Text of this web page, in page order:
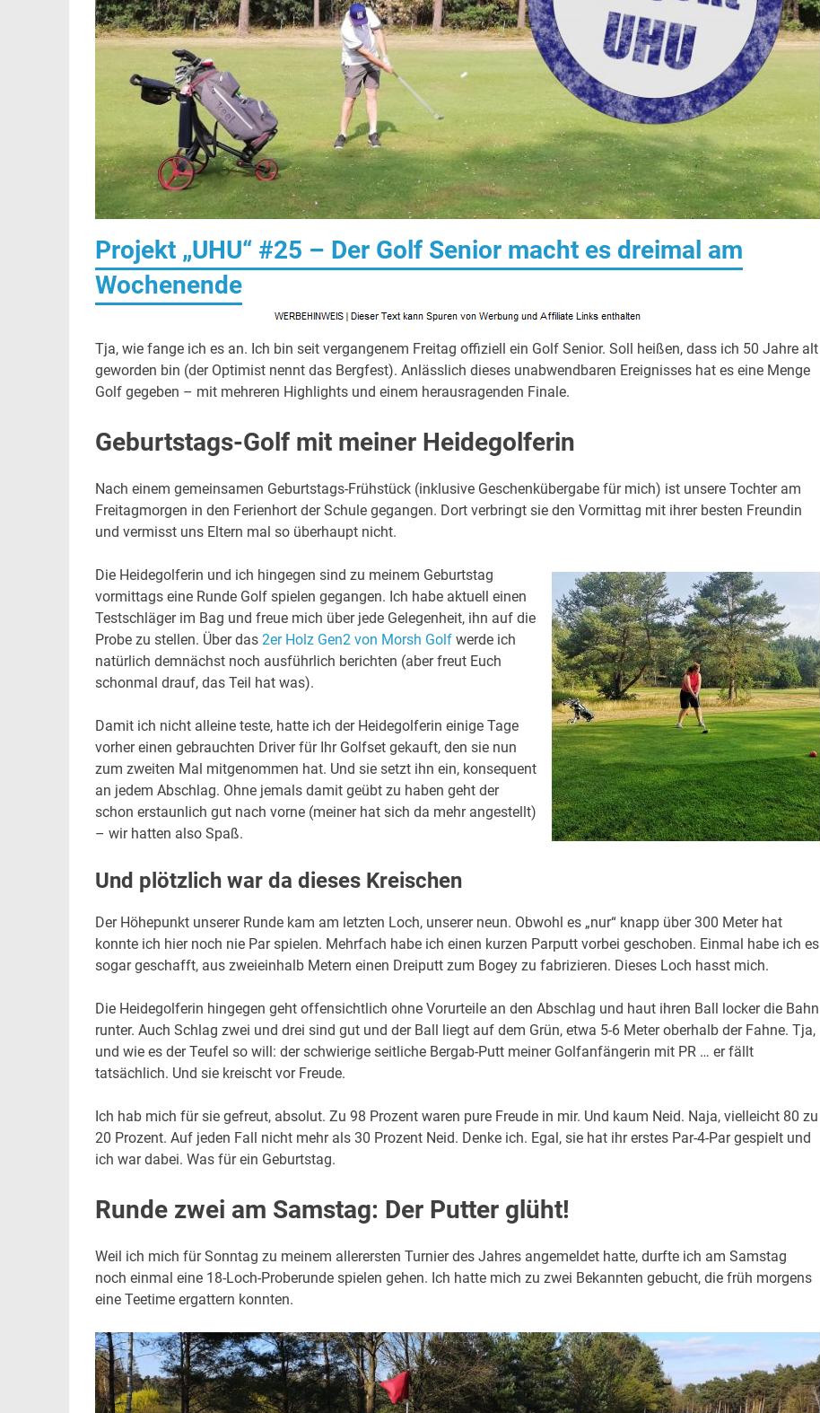
Projekt „UHU“ #25 – Der Golf Senior macht es dreimal am
Wochenende
Tja, wie fange ich es an. Ich bin seit vergangenem Freitag offiziell ein Golf Senior. Soll heißen, dass ich 50 Jahre alt
geworden bin (der Optimist nennt das Bergfest). Anlässlich dieses unabwendbaren Ereignisses hat es eine Menge
Golf gegeben – mit mehreren Highlights und einem herausragenden Finale.
Geburtstags-Golf mit meiner Heidegolferin
Nach einem gemeinsamen Geburtstags-Frühstück (inklusive Geschenkübergabe für mich) ist unsere Tochter am
Freitagmorgen in den Ferienhort der Schule gegangen. Dort verbringt sie den Vormittag mit ihrer besten Freundin
und vermisst uns Eltern mal so überhaupt nicht.
Die Heidegolferin und ich hingegen sind zu meinem Geburtstag
vormittags eine Runde Golf spielen gegangen. Ich habe aktuell einen
Testschläger im Bag und freue mich über jede Gelegenheit, ihn auf die
Probe zu stellen. Über das 2er Holz Gen2 von Morsh Golfwerde ich
natürlich demnächst noch ausführlich berichten (aber freut Euch
schonmal drauf, das Teil hat was).
Damit ich nicht alleine teste, hatte ich der Heidegolferin einige Tage
vorher einen gebrauchten Driver für Ihr Golfset gekauft, den sie nun
zum zweiten Mal mitgenommen hat. Und sie setzt ihn ein, konsequent
an jedem Abschlag. Ohne jemals damit geübt zu haben geht der
schon erstaunlich gut nach vorne (meiner hat sich da mehr angestellt)
– wir hatten also Spaß.
Und plötzlich war da dieses Kreischen
Der Höhepunkt unserer Runde kam am letzten Loch, unserer neun. Obwohl es „nur“ knapp über 300 Meter hat
konnte ich hier noch nie Par spielen. Mehrfach habe ich einen kurzen Parputt vorbei geschoben. Einmal habe ich es
sogar geschafft, aus zweieinhalb Metern einen Dreiputt zum Bogey zu fabrizieren. Dieses Loch hasst mich.
Die Heidegolferin hingegen geht offensichtlich ohne Vorurteile an den Abschlag und haut ihren Ball locker die Bahn
runter. Auch Schlag zwei und drei sind gut und der Ball liegt auf dem Grün, etwa 5-6 Meter oberhalb der Fahne. Tja,
und wie es der Teufel so will: der schwierige seitliche Bergab-Putt meiner Golfanfängerin mit PR … er fällt
tatsächlich. Und sie kreischt vor Freude.
Ich hab mich für sie gefreut, absolut. Zu 98 Prozent waren pure Freude in mir. Und kaum Neid. Naja, vielleicht 80 zu
20 Prozent. Auf jeden Fall nicht mehr als 30 Prozent Neid. Denke ich. Egal, sie hat ihr erstes Par-4-Par gespielt und
ich war dabei. Was für ein Geburtstag.
Runde zwei am Samstag: Der Putter glüht!
Weil ich mich für Sonntag zu meinem allerersten Turnier des Jahres angemeldet hatte, durfte ich am Samstag
noch einmal eine 18-Loch-Proberunde spielen gehen. Ich hatte mich zu zwei Bekannten gebucht, die früh morgens
eine Teetime ergattern konnten.